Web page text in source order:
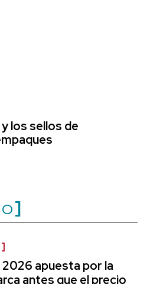
los sellos de
apuesta por la
antes que el precio